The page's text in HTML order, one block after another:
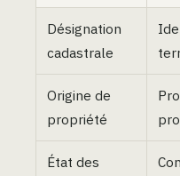
Désignation
cadastrale
Origine de
propriété
État des